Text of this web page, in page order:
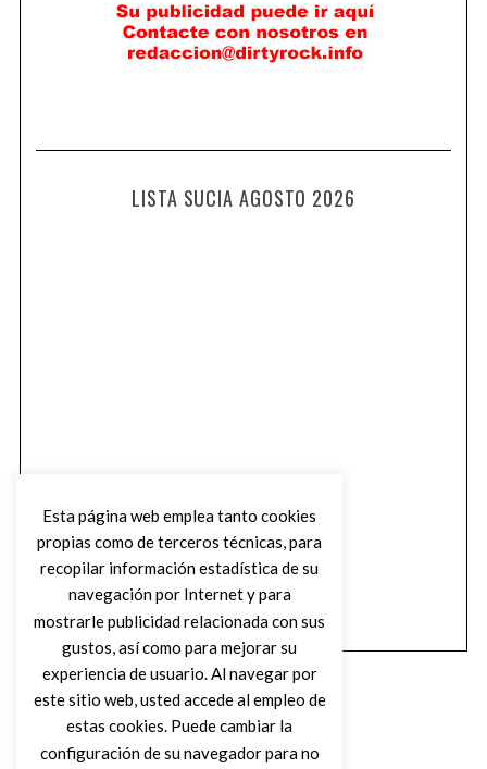
LISTA SUCIA AGOSTO 2026
Esta página web emplea tanto cookies
propias como de terceros técnicas, para
recopilar información estadística de su
navegación por Internet y para
mostrarle publicidad relacionada con sus
gustos, así como para mejorar su
experiencia de usuario. Al navegar por
este sitio web, usted accede al empleo de
estas cookies. Puede cambiar la
configuración de su navegador para no